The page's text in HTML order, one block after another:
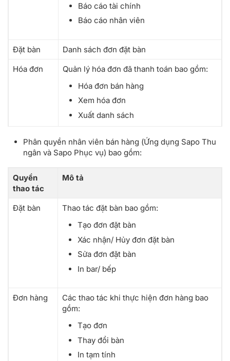
Báo cáo tài chính
Báo cáo nhân viên
Đặt bàn
Danh sách đơn đặt bàn
Hóa đơn
Quản lý hóa đơn đã thanh toán bao gồm:
Hóa đơn bán hàng
Xem hóa đơn
Xuất danh sách
Xuất hóa đơn điện tử
Hoàn tiền hóa đơn
Hủy hóa đơn
In biên lai
Hóa đơn điện tử:
Xem hóa đơn điện tử
Tạo & Phát hành hóa đơn điện tử
Hủy yêu cầu, hủy/ xóa Hóa đơn điện tử
Mặt hàng
Quản lý danh sách mặt hàng gồm:
Xem danh sách mặt hàng
Tạo mặt hàng
Phân quyền nhân viên bán hàng (Ứng dụng Sapo Thu
ngân và Sapo Phục vụ) bao gồm:
Quyền
thao tác
Mô tả
Đặt bàn
Thao tác đặt bàn bao gồm:
Tạo đơn đặt bàn
Xác nhận/ Hủy đơn đặt bàn
Sửa đơn đặt bàn
In bar/ bếp
Đơn hàng
Các thao tác khi thực hiện đơn hàng bao
gồm:
Tạo đơn
Thay đổi bàn
In tạm tính